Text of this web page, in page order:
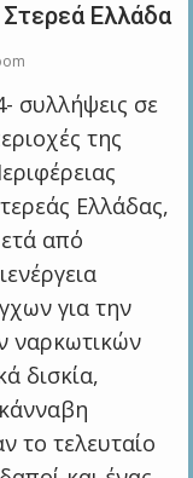
Ελλάδα
συλλήψεις σε
της
Ελλάδας,
από
για την
ναρκωτικών
δισκία,
το τελευταίο